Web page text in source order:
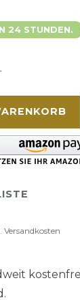
24 STUNDEN.
Versandkosten